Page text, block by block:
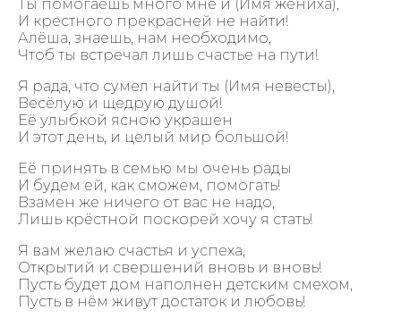
Ты помогаешь много мне и (Имя жениха),
И крестного прекрасней не найти!
Алёша, знаешь, нам необходимо,
Чтоб ты встречал лишь счастье на пути!
Я рада, что сумел найти ты (Имя невесты),
Весёлую и щедрую душой!
Её улыбкой ясною украшен
И этот день, и целый мир большой!
Её принять в семью мы очень рады
И будем ей, как сможем, помогать!
Взамен же ничего от вас не надо,
Лишь крёстной поскорей хочу я стать!
Я вам желаю счастья и успеха,
Открытий и свершений вновь и вновь!
Пусть будет дом наполнен детским смехом,
Пусть в нём живут достаток и любовь!